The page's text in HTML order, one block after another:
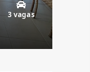
3 vagas